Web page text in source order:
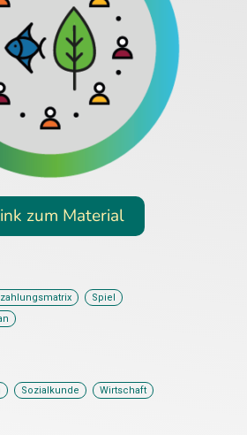
zum Material
Spiel
Sozialkunde Wirtschaft